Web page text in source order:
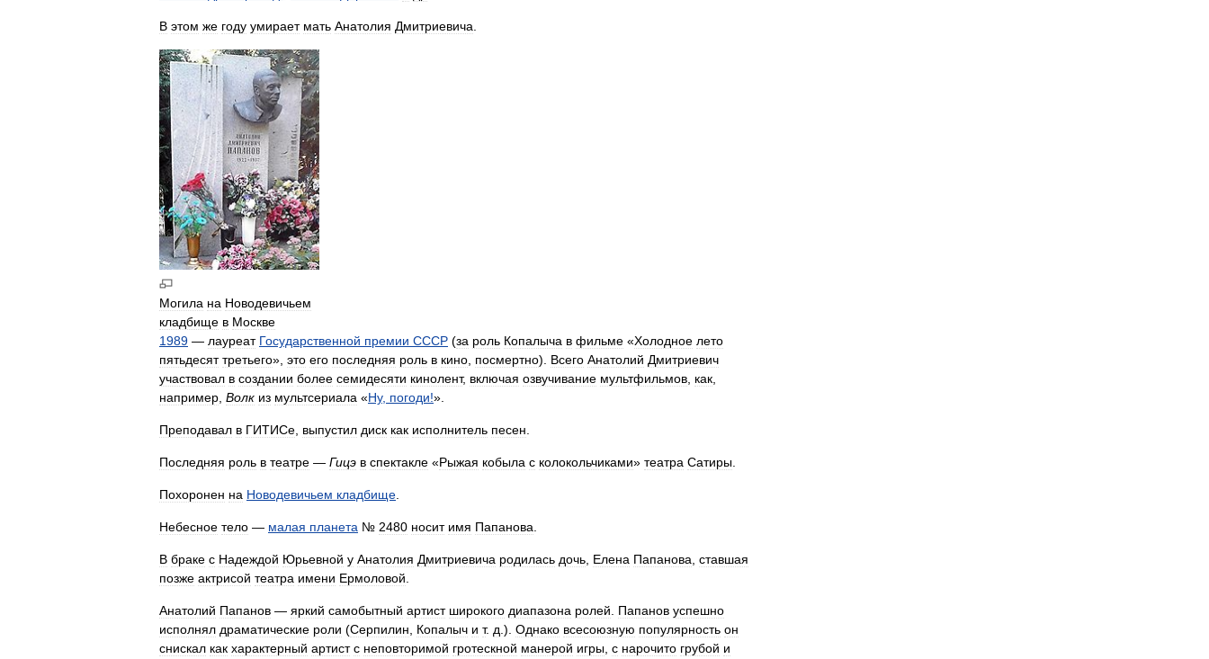
В этом же году умирает мать Анатолия Дмитриевича.
Могила на Новодевичьем
кладбище в Москве
1989 — лауреат Государственной премии СССР (за роль Копалыча в фильме «Холодное лето
пятьдесят третьего», это его последняя роль в кино посмертно). Всего Анатолий Дмитриевич
участвовал в создании более семидесяти кинолент, включая озвучивание мультфильмов как
например Волк из мультсериала «Ну, погоди!».
Преподавал в ГИТИСе выпустил диск как исполнитель песен
Последняя роль в театре — Гицэ в спектакле «Рыжая кобыла с колокольчиками» театра Сатиры
Похоронен на Новодевичьем кладбище
Небесное тело — малая планета № 2480 носит имя Папанова
В браке с Надеждой Юрьевной у Анатолия Дмитриевича родилась дочь Елена Папанова ставшая
позже актрисой театра имени Ермоловой
Анатолий Папанов — яркий самобытный артист широкого диапазона ролей Папанов успешно
исполнял драматические роли (Серпилин Копалыч и т. д .). Однако всесоюзную популярность он
снискал как характерный артист с неповторимой гротескной манерой игры с нарочито грубой и